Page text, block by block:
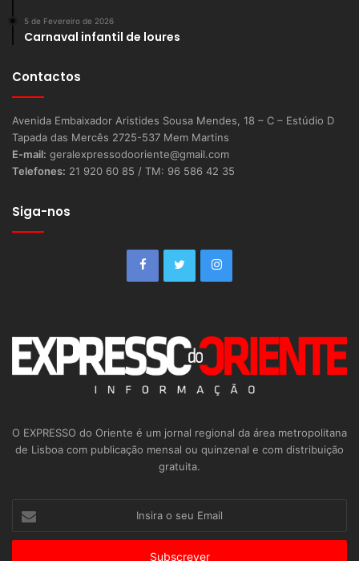
5 de Fevereiro de 2026
Carnaval infantil de loures
Contactos
Avenida Embaixador Aristides Sousa Mendes, 18 – C – Estúdio D
Tapada das Mercês 2725-537 Mem Martins
E-mail: geralexpressodooriente@gmail.com
Telefones: 21 920 60 85 / TM: 96 586 42 35
Siga-nos
O EXPRESSO do Oriente é um jornal regional da área metropolitana
de Lisboa com publicação mensal ou quinzenal e com distribuição
gratuita.
seu